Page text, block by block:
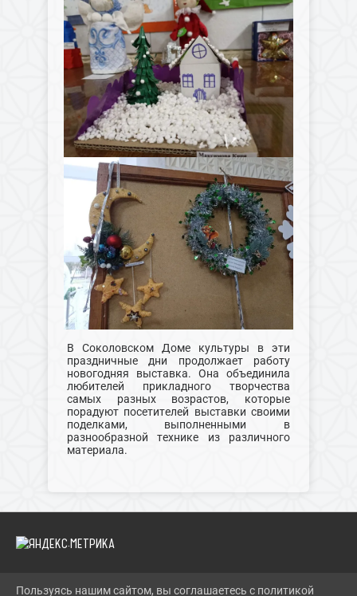
В Соколовском Доме культуры в эти
праздничные дни продолжает работу
новогодняя выставка. Она объединила
любителей прикладного творчества
самых разных возрастов, которые
порадуют посетителей выставки своими
поделками, выполненными в
разнообразной технике из различного
материала.
Пользуясь нашим сайтом, вы соглашаетесь с политикой